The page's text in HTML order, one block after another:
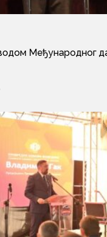
Међународног